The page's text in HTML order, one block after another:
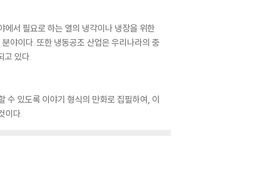
서 필요로 하는 열의 냉각이나 냉장을 위한
야이다. 또한 냉동공조 산업은 우리나라의 중
고 있다.
수 있도록 이야기 형식의 만화로 집필하여, 이
이다.